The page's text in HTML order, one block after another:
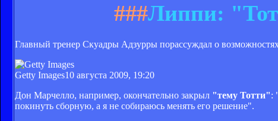
###Липпи:
Главный тренер Скуадры Адзурры порассуждал о
Getty Images10 августа 2009, 19:20
Дон Марчелло, например, окончательно закрыл "тему Тотти":
покинуть сборную, а я не собираюсь менять его решение".